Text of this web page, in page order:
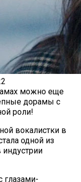
можно еще
дорамы с
роли!
вокалистки в
одной из
глазами-